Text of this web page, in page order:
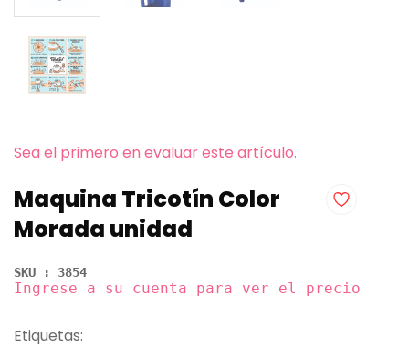
Sea el primero en evaluar este artículo.
Maquina Tricotín Color
Morada unidad
SKU : 3854
Ingrese a su cuenta para ver el precio
Etiquetas: